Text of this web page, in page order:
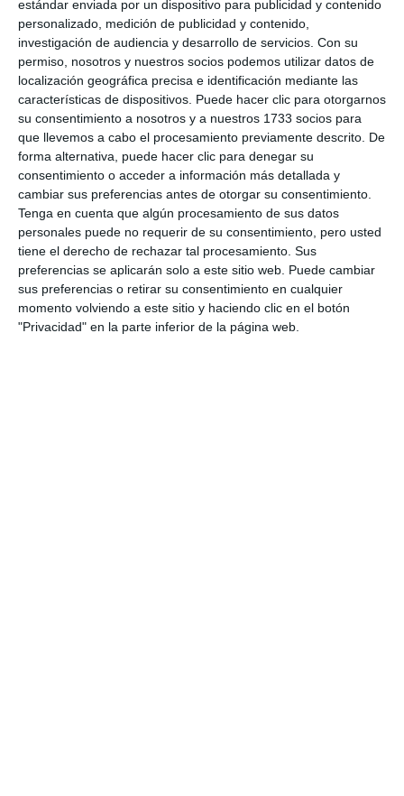
estándar enviada por un dispositivo para publicidad y contenido
personalizado, medición de publicidad y contenido,
investigación de audiencia y desarrollo de servicios. Con su
permiso, nosotros y nuestros socios podemos utilizar datos de
localización geográfica precisa e identificación mediante las
características de dispositivos. Puede hacer clic para otorgarnos
su consentimiento a nosotros y a nuestros 1733 socios para
que llevemos a cabo el procesamiento previamente descrito. De
forma alternativa, puede hacer clic para denegar su
consentimiento o acceder a información más detallada y
cambiar sus preferencias antes de otorgar su consentimiento.
Tenga en cuenta que algún procesamiento de sus datos
personales puede no requerir de su consentimiento, pero usted
tiene el derecho de rechazar tal procesamiento. Sus
preferencias se aplicarán solo a este sitio web. Puede cambiar
sus preferencias o retirar su consentimiento en cualquier
momento volviendo a este sitio y haciendo clic en el botón
"Privacidad" en la parte inferior de la página web.